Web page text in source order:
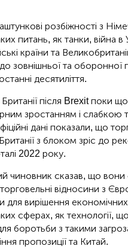
розбіжності з
питань, як танки, війна в
країни та
зовнішньої та оборонної
десятиліття.
після Brexit поки що
зростанням і слабкою
дані показали, що
з блоком зріс до
2022 року.
чиновник сказав, що вони
відносини з
для вирішення економічних
сферах, як технології, що
боротьби з такими
пропозиції та Китай.